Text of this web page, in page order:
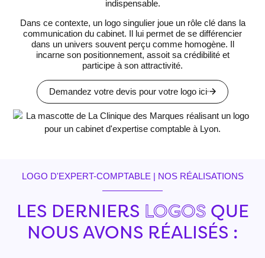
indispensable.
Dans ce contexte, un logo singulier joue un rôle clé dans la
communication du cabinet. Il lui permet de se différencier
dans un univers souvent perçu comme homogène. Il
incarne son positionnement, assoit sa crédibilité et
participe à son attractivité.
Demandez votre devis pour votre logo ici
LOGO D'EXPERT-COMPTABLE | NOS RÉALISATIONS
LES DERNIERS LOGOSQUE
NOUS AVONS RÉALISÉS :